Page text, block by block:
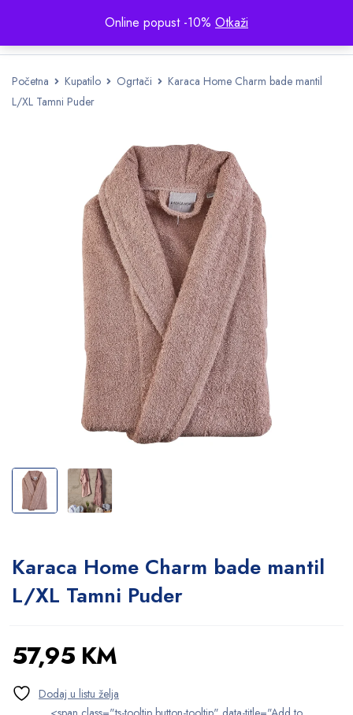
Online popust -10% Otkaži
Početna Kupatilo Ogrtači
Karaca Home Charm bade mantil
L/XL Tamni Puder
Karaca Home Charm bade mantil
L/XL Tamni Puder
57,95 KM